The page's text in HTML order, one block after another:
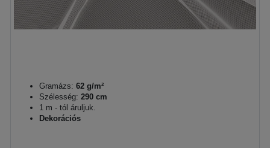
Gramázs: 62 g/m²
Szélesség: 290 cm
1 m - tól áruljuk.
Dekorációs